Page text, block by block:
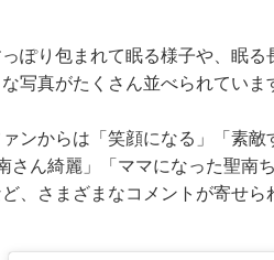
ぽり包まれて眠る様子や、眠
写真がたくさん並べられていま
ンからは「笑顔になる」「素
さん綺麗」「ママになった聖南
、さまざまなコメントが寄せら